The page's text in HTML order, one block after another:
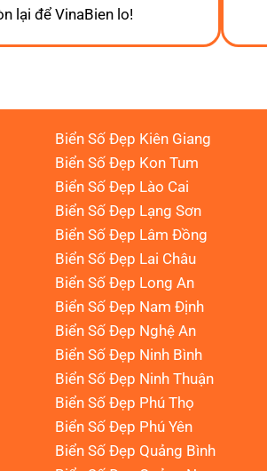
lại để VinaBien lo!
Biển Số Đẹp Kiên Giang
Biển Số Đẹp Kon Tum
Biển Số Đẹp Lào Cai
Biển Số Đẹp Lạng Sơn
Biển Số Đẹp Lâm Đồng
Biển Số Đẹp Lai Châu
Biển Số Đẹp Long An
Biển Số Đẹp Nam Định
Biển Số Đẹp Nghệ An
Biển Số Đẹp Ninh Bình
Biển Số Đẹp Ninh Thuận
Biển Số Đẹp Phú Thọ
Biển Số Đẹp Phú Yên
Biển Số Đẹp Quảng Bình